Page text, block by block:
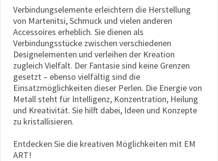
Verbindungs­elemente erleichtern die Herstellung
von Martenitsi, Schmuck und vielen anderen
Accessoires erheblich. Sie dienen als
Verbindungsstücke zwischen verschiedenen
Designelementen und verleihen der Kreation
zugleich Vielfalt. Der Fantasie sind keine Grenzen
gesetzt – ebenso vielfältig sind die
Einsatzmöglichkeiten dieser Perlen. Die Energie von
Metall steht für Intelligenz, Konzentration, Heilung
und Kreativität. Sie hilft dabei, Ideen und Konzepte
zu kristallisieren.
Entdecken Sie die kreativen Möglichkeiten mit EM
ART!